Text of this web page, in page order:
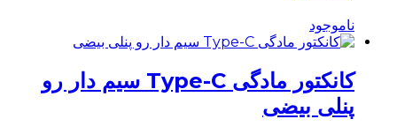
ناموجود
کانکتور مادگی Type-C سیم دار رو
پنلی بیضی